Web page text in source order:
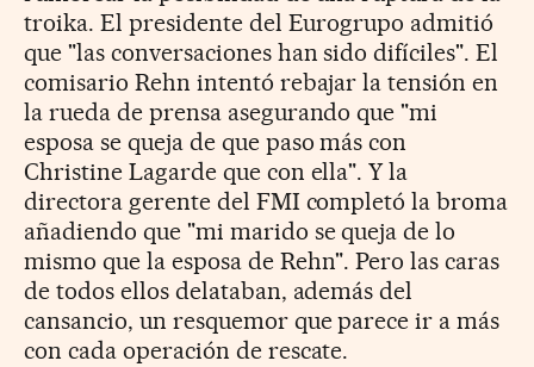
troika. El presidente del Eurogrupo admitió
que "las conversaciones han sido difíciles". El
comisario Rehn intentó rebajar la tensión en
la rueda de prensa asegurando que "mi
esposa se queja de que paso más con
Christine Lagarde que con ella". Y la
directora gerente del FMI completó la broma
añadiendo que "mi marido se queja de lo
mismo que la esposa de Rehn". Pero las caras
de todos ellos delataban, además del
cansancio, un resquemor que parece ir a más
con cada operación de rescate.